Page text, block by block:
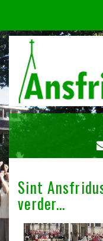
Sint
verder...